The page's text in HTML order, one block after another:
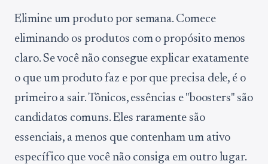
Elimine um produto por semana. Comece
eliminando os produtos com o propósito menos
claro. Se você não consegue explicar exatamente
o que um produto faz e por que precisa dele, é o
primeiro a sair. Tônicos, essências e "boosters" são
candidatos comuns. Eles raramente são
essenciais, a menos que contenham um ativo
específico que você não consiga em outro lugar.